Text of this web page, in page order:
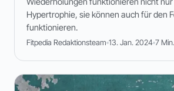
Hypertrophie, sie können auch für den
funktionieren.
Fitpedia Redaktionsteam 13. Jan. 2024 7 Min.